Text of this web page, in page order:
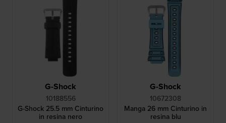
G-Shock
10188556
G-Shock 25.5 mm Cinturino
in resina nero
G-Shock
10672308
Manga 26 mm Cinturino in
resina blu